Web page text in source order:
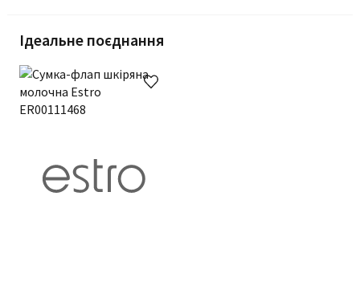
Ідеальне поєднання